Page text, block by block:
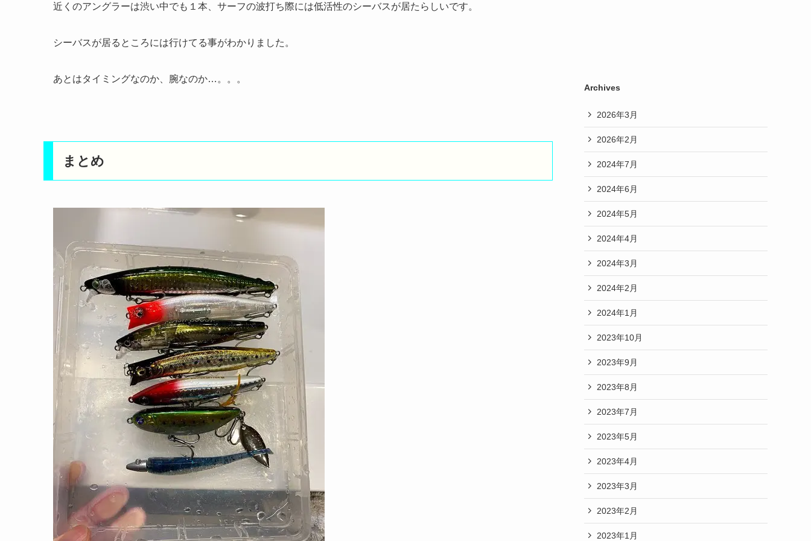
近くのアングラーは渋い中でも１本、サーフの波打ち際には低活性のシーバスが居たらしいです。
シーバスが居るところには行けてる事がわかりました。
あとはタイミングなのか、腕なのか…。。。
まとめ
Archives
2026年3月
2026年2月
2024年7月
2024年6月
2024年5月
2024年4月
2024年3月
2024年2月
2024年1月
2023年10月
2023年9月
2023年8月
2023年7月
2023年5月
2023年4月
2023年3月
2023年2月
2023年1月